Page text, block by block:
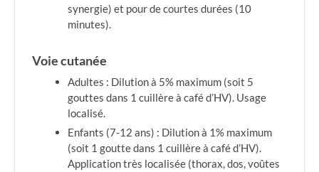
synergie) et pour de courtes durées (10
minutes).
Voie cutanée
Adultes : Dilution à 5% maximum (soit 5
gouttes dans 1 cuillère à café d’HV). Usage
localisé.
Enfants (7-12 ans) : Dilution à 1% maximum
(soit 1 goutte dans 1 cuillère à café d’HV).
Application très localisée (thorax, dos, voûtes